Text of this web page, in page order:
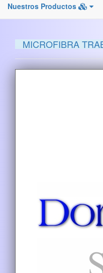
Nuestros Productos
MICROFIBRA